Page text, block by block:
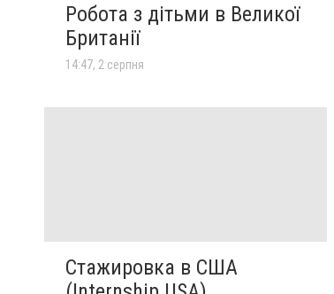
Робота з дітьми в Великої
Британії
14:47, 2 серпня
Стажировка в США